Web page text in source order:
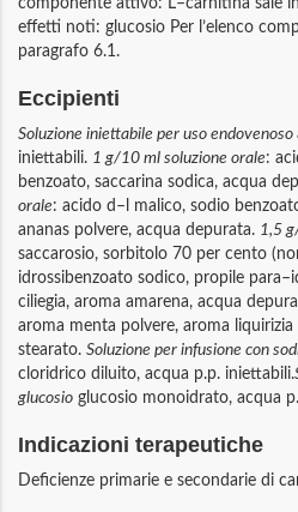
effetti noti: glucosio Per l’elenco
paragrafo 6.1.
Eccipienti
Soluzione iniettabile per uso endovenoso
iniettabili. 1 g/10 ml soluzione orale:
benzoato, saccarina sodica, acqua
orale: acido d–l malico, sodio
ananas polvere, acqua depurata. 1,5
saccarosio, sorbitolo 70 per cento
idrossibenzoato sodico, propile
ciliegia, aroma amarena, acqua
aroma menta polvere, aroma
stearato. Soluzione per infusione con
cloridrico diluito, acqua p.p. iniettabili.
glucosio glucosio monoidrato, acqua
Indicazioni terapeutiche
Deficienze primarie e secondarie di